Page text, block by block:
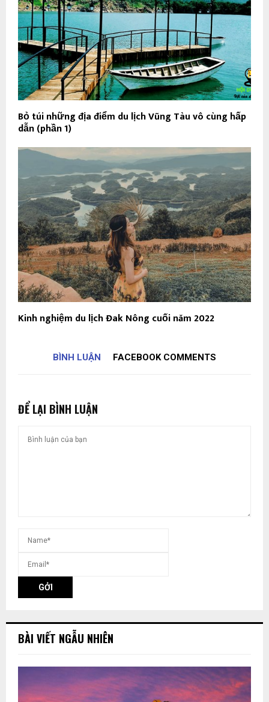
Bỏ túi những địa điểm du lịch Vũng Tàu vô cùng hấp
dẫn (phần 1)
Kinh nghiệm du lịch Đak Nông cuối năm 2022
BÌNH LUẬN FACEBOOK COMMENTS
ĐỂ LẠI BÌNH LUẬN
BÀI VIẾT NGẪU NHIÊN